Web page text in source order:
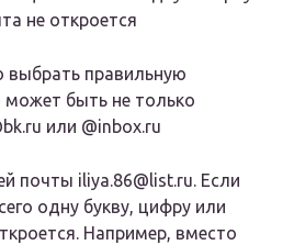
не откроется
правильную
может быть не только
или @inbox.ru
почты iliya.86@list.ru. Если
одну букву, цифру или
Например, вместо